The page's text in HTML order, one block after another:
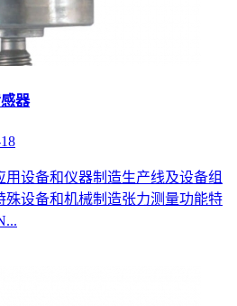
器
用设备和仪器制造生产线及设备组
殊设备和机械制造张力测量功能特